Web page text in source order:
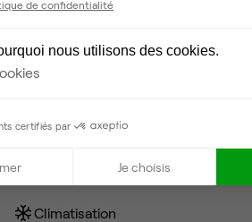
Climatisation
de confidentialité
nous utilisons des cookies.
certifiés par
Je choisis